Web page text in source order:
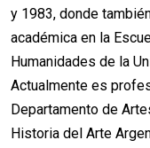
y 1983, donde
académica en la
Humanidades de la
Actualmente es
Departamento de
Historia del Arte